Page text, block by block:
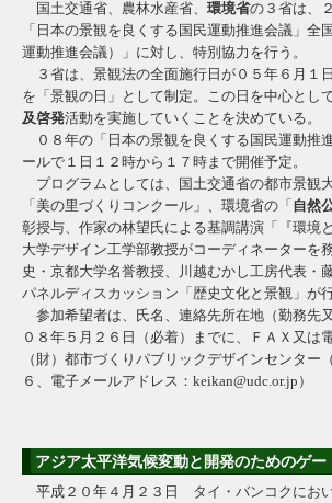
国土交通省、農林水産省、 環境省の３省は、
「日本の景観を良くする国民運動推進会議」
運動推進会議）」に対し、特別協力を行う。
３省は、景観法の全面施行日が０５年６月１
を「景観の日」として制定。この日を中心とし
及啓発活動を実施していくことを決めている。
０８年の「日本の景観を良くする国民運動推
ールで１日１２時から１７時まで開催予定。
プログラムとしては、国土交通省の都市景観
「美の里づくりコンクール」、環境省の「 自然
彰授与、作家の林望氏による基調講演「『環境
大学デザイン工学部教授がコーディネーターを
史・京都大学名誉教授、川越むかし工房代表・
パネルディスカッション「歴史文化と景観」が
参加希望者は、氏名、連絡先所在地（勤務先
０８年５月２６日（必着）までに、ＦＡＸ又は
（財）都市づくりパブリックデザインセンター
６、電子メールアドレス：keikan@udc.or.jp）
アジア太平洋気候変動と開発のためのゲ
平成２０年４月２３日 タイ・バンコクにお